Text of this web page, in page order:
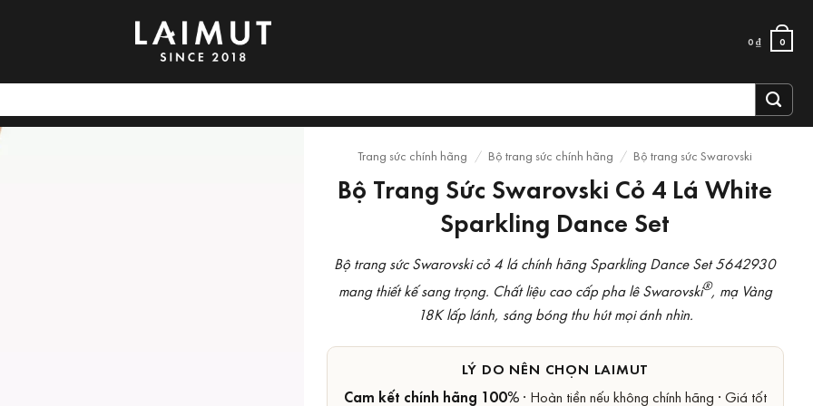
0₫ 0
Trang sức chính hãng / Bộ trang sức chính hãng / Bộ trang sức Swarovski
Bộ Trang Sức Swarovski Cỏ 4 Lá White
Sparkling Dance Set
Bộ trang sức Swarovski cỏ 4 lá chính hãng Sparkling Dance Set 5642930
mang thiết kế sang trọng. Chất liệu cao cấp pha lê Swarovski®, mạ Vàng
18K lấp lánh, sáng bóng thu hút mọi ánh nhìn.
LÝ DO NÊN CHỌN LAIMUT
Cam kết chính hãng 100%· Hoàn tiền nếu không chính hãng · Giá tốt